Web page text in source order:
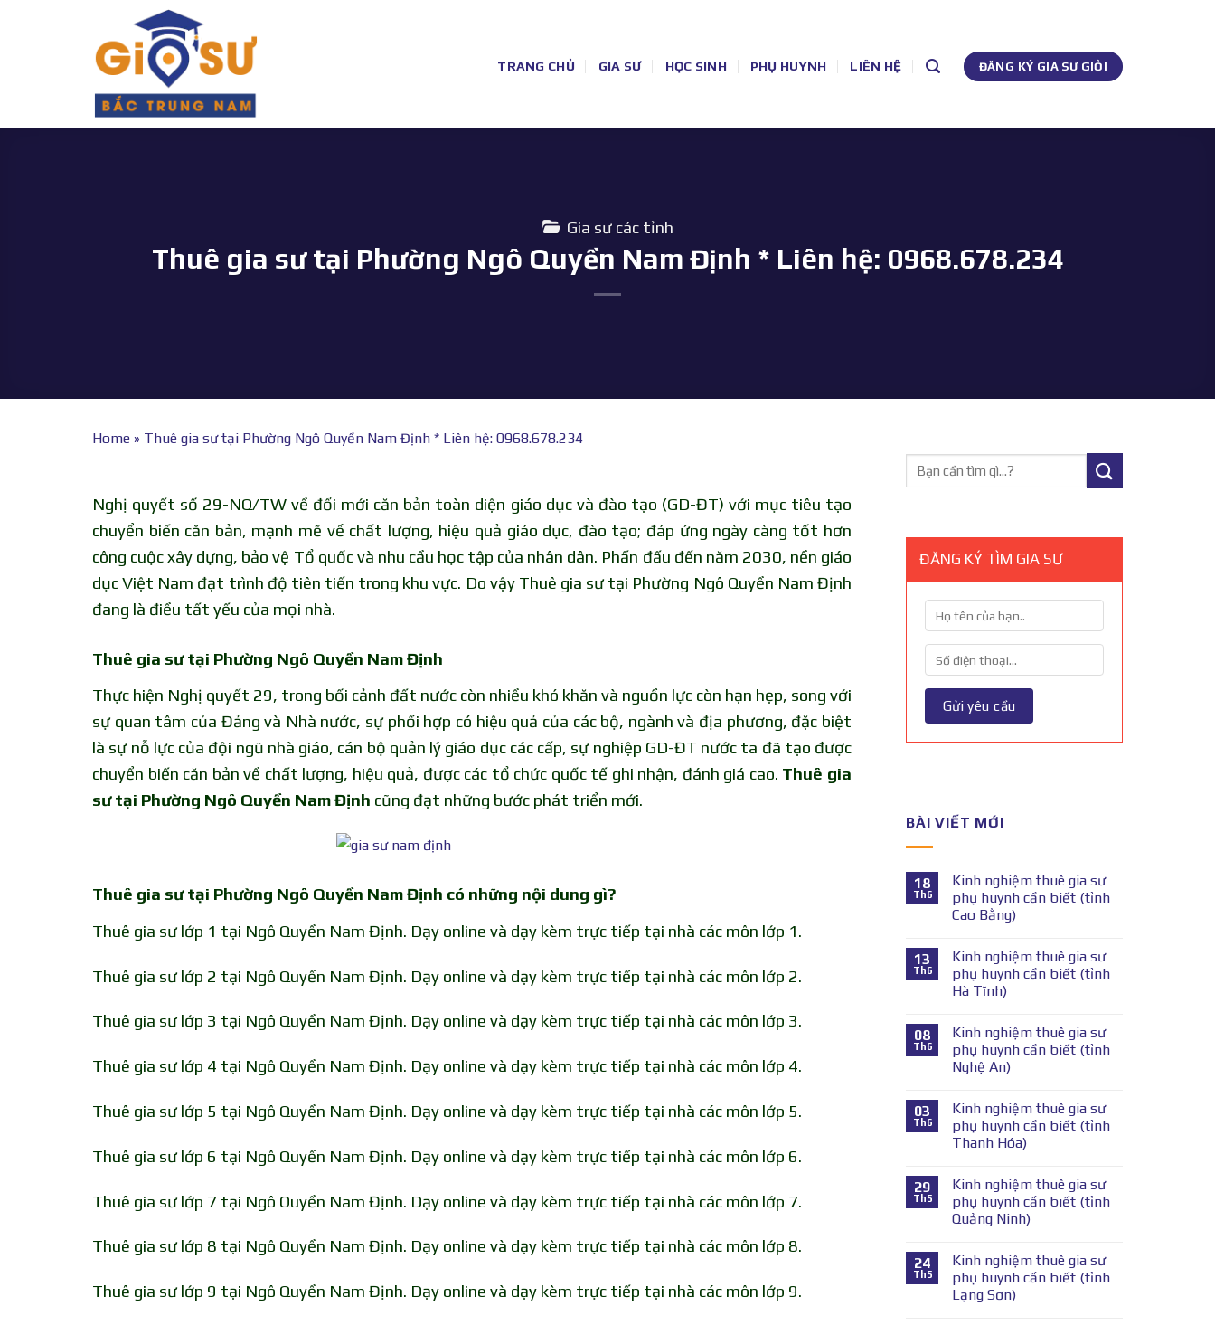
TRANG CHỦ GIA SƯ HỌC SINH PHỤ HUYNH LIÊN HỆ ĐĂNG KÝ GIA SƯ GIỎI
Gia sư các tỉnh
Thuê gia sư tại Phường Ngô Quyền Nam Định * Liên hệ: 0968.678.234
Home » Thuê gia sư tại Phường Ngô Quyền Nam Định * Liên hệ: 0968.678.234
Nghị quyết số 29-NQ/TW về đổi mới căn bản toàn diện giáo dục và đào tạo (GD-ĐT) với mục tiêu tạo
chuyển biến căn bản, mạnh mẽ về chất lượng, hiệu quả giáo dục, đào tạo; đáp ứng ngày càng tốt hơn
công cuộc xây dựng, bảo vệ Tổ quốc và nhu cầu học tập của nhân dân. Phấn đấu đến năm 2030, nền giáo
dục Việt Nam đạt trình độ tiên tiến trong khu vực. Do vậy Thuê gia sư tại Phường Ngô Quyền Nam Định
đang là điều tất yếu của mọi nhà.
Thuê gia sư tại Phường Ngô Quyền Nam Định
Thực hiện Nghị quyết 29, trong bối cảnh đất nước còn nhiều khó khăn và nguồn lực còn hạn hẹp, song với
sự quan tâm của Đảng và Nhà nước, sự phối hợp có hiệu quả của các bộ, ngành và địa phương, đặc biệt
là sự nỗ lực của đội ngũ nhà giáo, cán bộ quản lý giáo dục các cấp, sự nghiệp GD-ĐT nước ta đã tạo được
chuyển biến căn bản về chất lượng, hiệu quả, được các tổ chức quốc tế ghi nhận, đánh giá cao. Thuê gia
sư tại Phường Ngô Quyền Nam Định cũng đạt những bước phát triển mới.
Thuê gia sư tại Phường Ngô Quyền Nam Định có những nội dung gì?
Thuê gia sư lớp 1 tại Ngô Quyền Nam Định. Dạy online và dạy kèm trực tiếp tại nhà các môn lớp 1.
Thuê gia sư lớp 2 tại Ngô Quyền Nam Định. Dạy online và dạy kèm trực tiếp tại nhà các môn lớp 2.
Thuê gia sư lớp 3 tại Ngô Quyền Nam Định. Dạy online và dạy kèm trực tiếp tại nhà các môn lớp 3.
Thuê gia sư lớp 4 tại Ngô Quyền Nam Định. Dạy online và dạy kèm trực tiếp tại nhà các môn lớp 4.
Thuê gia sư lớp 5 tại Ngô Quyền Nam Định. Dạy online và dạy kèm trực tiếp tại nhà các môn lớp 5.
Thuê gia sư lớp 6 tại Ngô Quyền Nam Định. Dạy online và dạy kèm trực tiếp tại nhà các môn lớp 6.
Thuê gia sư lớp 7 tại Ngô Quyền Nam Định. Dạy online và dạy kèm trực tiếp tại nhà các môn lớp 7.
Thuê gia sư lớp 8 tại Ngô Quyền Nam Định. Dạy online và dạy kèm trực tiếp tại nhà các môn lớp 8.
Thuê gia sư lớp 9 tại Ngô Quyền Nam Định. Dạy online và dạy kèm trực tiếp tại nhà các môn lớp 9.
ĐĂNG KÝ TÌM GIA SƯ
BÀI VIẾT MỚI
18
Th6
Kinh nghiệm thuê gia sư
phụ huynh cần biết (tỉnh
Cao Bằng)
13
Th6
Kinh nghiệm thuê gia sư
phụ huynh cần biết (tỉnh
Hà Tĩnh)
08
Th6
Kinh nghiệm thuê gia sư
phụ huynh cần biết (tỉnh
Nghệ An)
03
Th6
Kinh nghiệm thuê gia sư
phụ huynh cần biết (tỉnh
Thanh Hóa)
29
Th5
Kinh nghiệm thuê gia sư
phụ huynh cần biết (tỉnh
Quảng Ninh)
24
Th5
Kinh nghiệm thuê gia sư
phụ huynh cần biết (tỉnh
Lạng Sơn)